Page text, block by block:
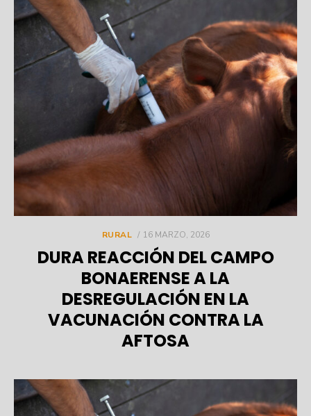
RURAL
POSTED
16 MARZO, 2026
DURA REACCIÓN DEL CAMPO
BONAERENSE A LA
DESREGULACIÓN EN LA
VACUNACIÓN CONTRA LA
AFTOSA